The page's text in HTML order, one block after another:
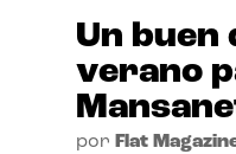
Un buen
verano
por Flat